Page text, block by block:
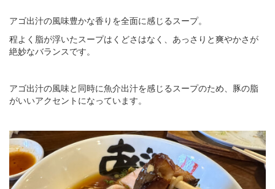
アゴ出汁の風味豊かな香りを全面に感じるスープ。
程よく脂が浮いたスープはくどさはなく、あっさりと爽やかさが
絶妙なバランスです。
アゴ出汁の風味と同時に魚介出汁を感じるスープのため、豚の脂
がいいアクセントになっています。